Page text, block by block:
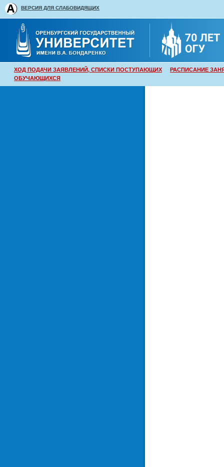
ВЕРСИЯ ДЛЯ СЛАБОВИДЯЩИХ
ХОД ПОДАЧИ ЗАЯВЛЕНИЙ, СПИСКИ ПОСТУПАЮЩИХ
РАСПИСАНИЕ
ОБУЧАЮЩИХСЯ